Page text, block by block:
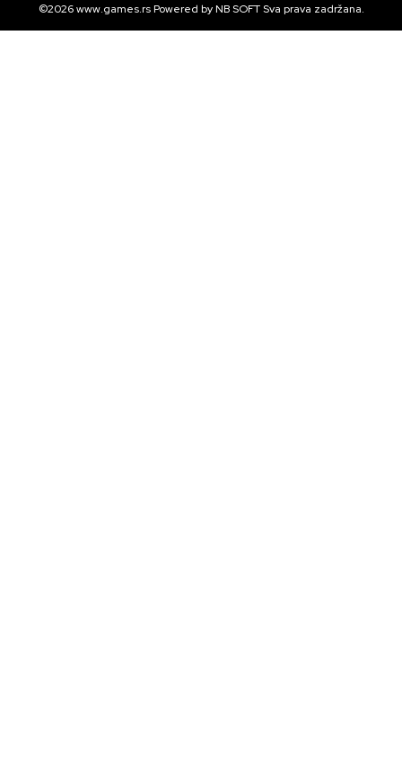
©2026www.games.rs Powered byNB SOFTSva prava zadržana.